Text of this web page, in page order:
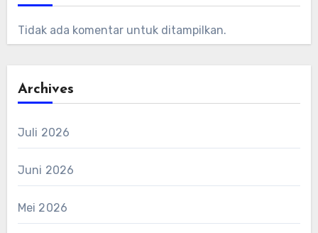
Tidak ada komentar untuk ditampilkan.
Archives
Juli 2026
Juni 2026
Mei 2026